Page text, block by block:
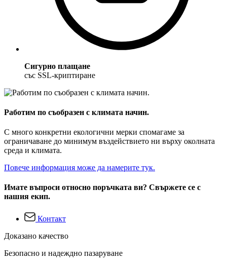
Сигурно плащане
със SSL-криптиране
Работим по съобразен с климата начин.
С много конкретни екологични мерки спомагаме за
ограничаване до минимум въздействието ни върху околната
среда и климата.
Повече информация може да намерите тук.
Имате въпроси относно поръчката ви? Свържете се с
нашия екип.
Контакт
Доказано качество
Безопасно и надеждно пазаруване